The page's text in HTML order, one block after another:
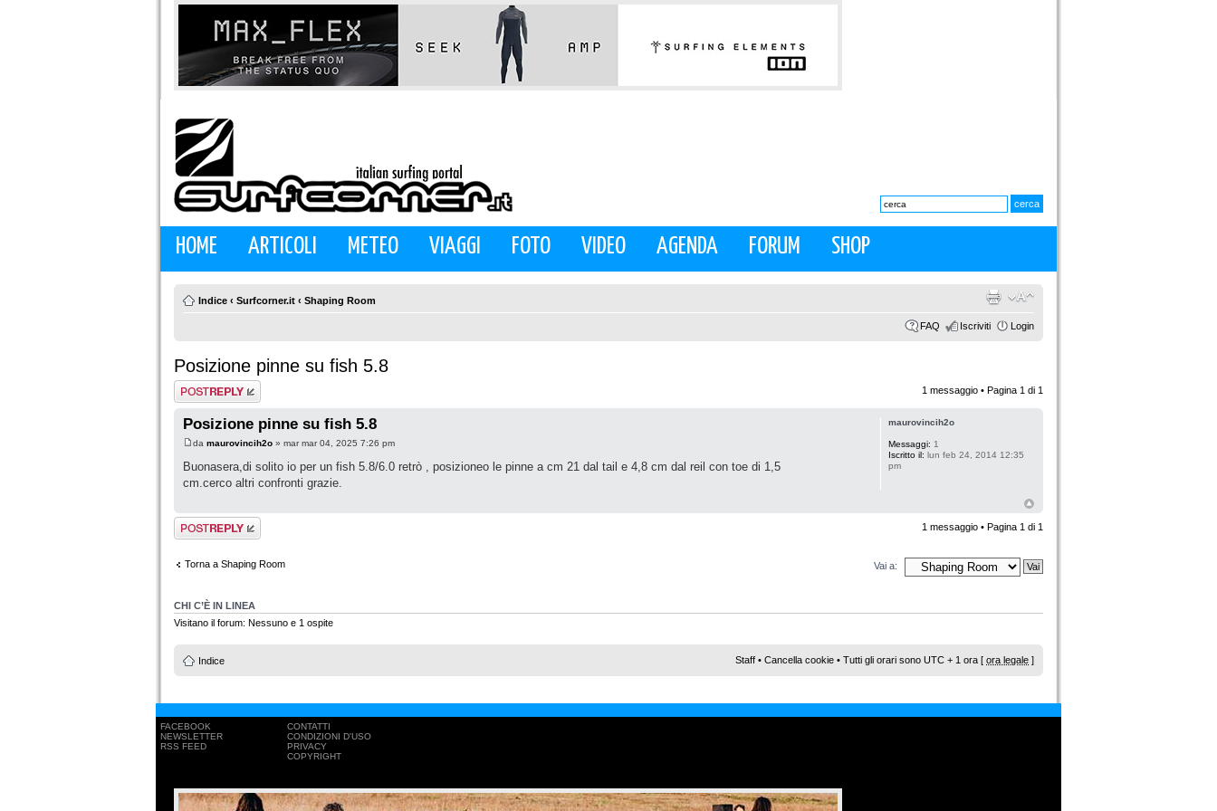
HOME ARTICOLI METEO VIAGGI FOTO VIDEO AGENDA FORUM SHOP
Indice ‹ Surfcorner.it ‹ Shaping Room
FAQ Iscriviti Login
Posizione pinne su fish 5.8
Rispondi al
messaggio
1 messaggio • Pagina 1 di 1
Posizione pinne su fish 5.8
da maurovincih2o » mar mar 04, 2025 7:26 pm
Buonasera,di solito io per un fish 5.8/6.0 retrò , posizioneo le pinne a cm 21 dal tail e 4,8 cm dal reil con toe di 1,5
cm.cerco altri confronti grazie.
maurovincih2o
Messaggi: 1
Iscritto il: lun feb 24, 2014 12:35
pm
Rispondi al
messaggio
1 messaggio • Pagina 1 di 1
Torna a Shaping Room Vai a:
CHI C’È IN LINEA
Visitano il forum: Nessuno e 1 ospite
Indice Staff • Cancella cookie • Tutti gli orari sono UTC + 1 ora [ ora legale ]
FACEBOOK
NEWSLETTER
RSS FEED
CONTATTI
CONDIZIONI D'USO
PRIVACY
COPYRIGHT